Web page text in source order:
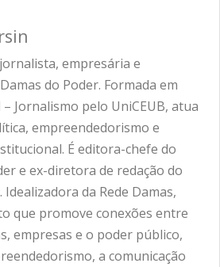
empresária e
do Poder. Formada em
Jornalismo pelo UniCEUB, atua
empreendedorismo e
É editora-chefe do
e ex-diretora de redação do
da Rede Damas,
que promove conexões entre
empresas e o poder público,
a comunicação